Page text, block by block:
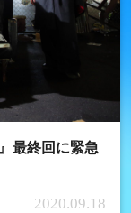
最終回に緊急
2020.09.18